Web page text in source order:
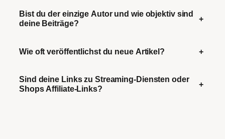
Bist du der einzige Autor und wie objektiv sind
deine Beiträge?
+
Wie oft veröffentlichst du neue Artikel? +
Sind deine Links zu Streaming-Diensten oder
Shops Affiliate-Links?
+